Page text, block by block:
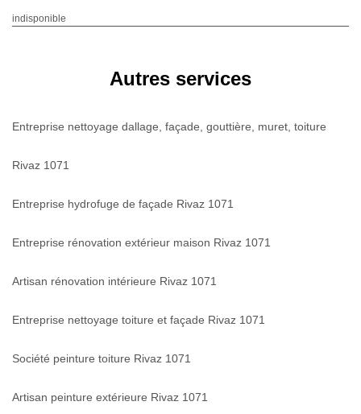
indisponible
Autres services
Entreprise nettoyage dallage, façade, gouttière, muret, toiture
Rivaz 1071
Entreprise hydrofuge de façade Rivaz 1071
Entreprise rénovation extérieur maison Rivaz 1071
Artisan rénovation intérieure Rivaz 1071
Entreprise nettoyage toiture et façade Rivaz 1071
Société peinture toiture Rivaz 1071
Artisan peinture extérieure Rivaz 1071